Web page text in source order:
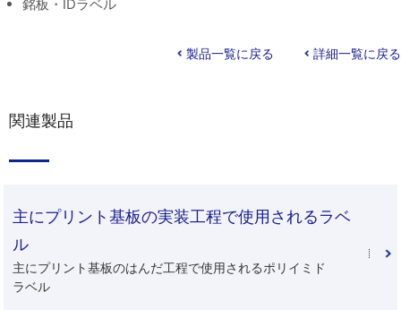
銘板・IDラベル
製品一覧に戻る 詳細一覧に戻る
関連製品
主にプリント基板の実装工程で使用されるラベ
ル
主にプリント基板のはんだ工程で使用されるポリイミド
ラベル